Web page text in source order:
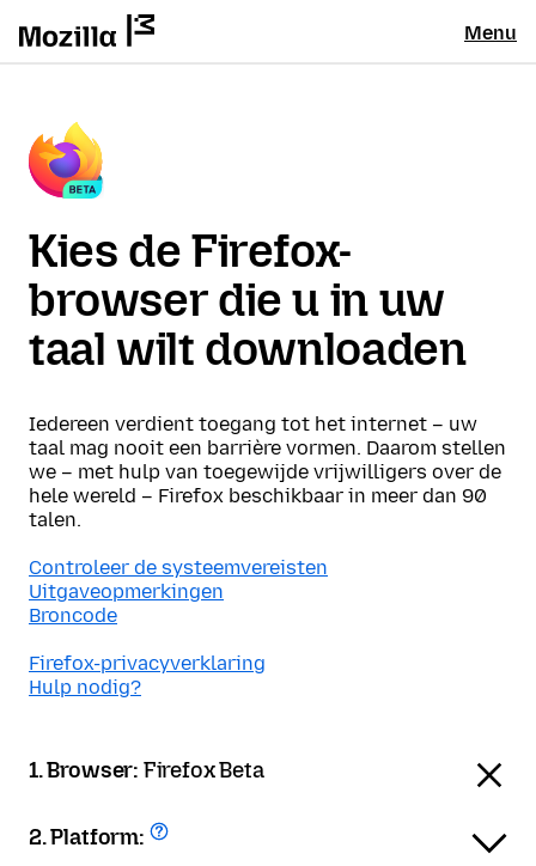
Menu
Kies de Firefox-
browser die u in uw
taal wilt downloaden
Iedereen verdient toegang tot het internet – uw
taal mag nooit een barrière vormen. Daarom stellen
we – met hulp van toegewijde vrijwilligers over de
hele wereld – Firefox beschikbaar in meer dan 90
talen.
Controleer de systeemvereisten
Uitgaveopmerkingen
Broncode
Firefox-privacyverklaring
Hulp nodig?
1. Browser: Firefox Beta
2. Platform: